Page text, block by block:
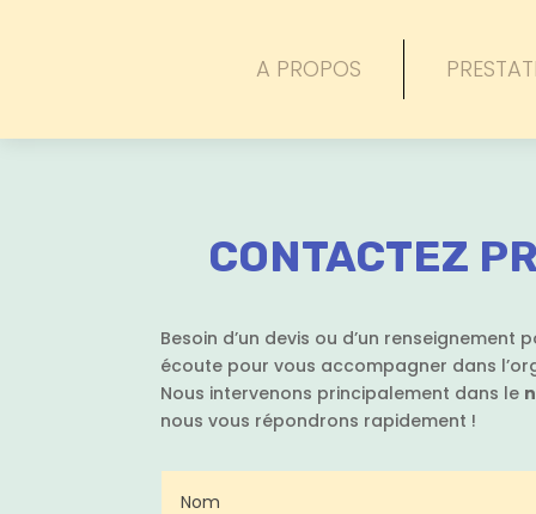
A PROPOS
CONTACTEZ
Besoin d’un devis ou d’un
écoute pour vous accompagner dans
Nous intervenons principalement dans le
nous vous répondrons rapidement !